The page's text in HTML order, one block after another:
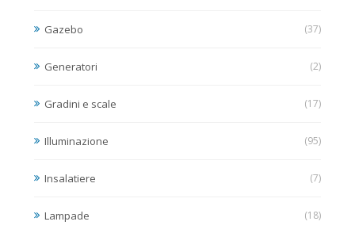
Gazebo (37)
Generatori (2)
Gradini e scale (17)
Illuminazione (95)
Insalatiere (7)
Lampade (18)